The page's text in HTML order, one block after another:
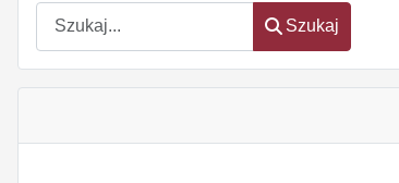
Szukaj
Szukaj